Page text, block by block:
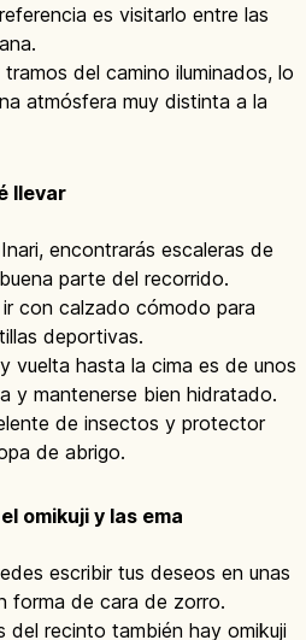
es visitarlo entre las
del camino iluminados, lo
atmósfera muy distinta a la
llevar
encontrarás escaleras de
parte del recorrido.
con calzado cómodo para
deportivas.
vuelta hasta la cima es de unos
y mantenerse bien hidratado.
de insectos y protector
de abrigo.
omikuji y las ema
escribir tus deseos en unas
forma de cara de zorro.
del recinto también hay omikuji